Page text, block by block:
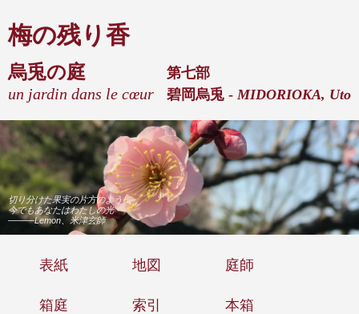
梅の残り香
烏兎の庭
un jardin dans le cœur
第七部
碧岡烏兎 -MIDORIOKA, Uto
切り分けた果実の片方のように
今でもあなたはわたしの光
———Lemon、米津玄師
表紙 地図 庭師
箱庭 索引 本箱